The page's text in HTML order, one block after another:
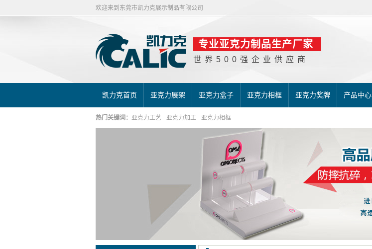
欢迎来到东莞市凯力克展示制品有限公司
专业亚克力制品生产厂家
世界500强企业供应商
凯力克首页 亚克力展架 亚克力盒子 亚克力相框 亚克力奖牌 产品中心
热门关键词： 亚克力工艺 亚克力加工 亚克力相框